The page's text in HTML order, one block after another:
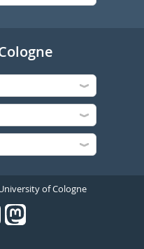
of Cologne